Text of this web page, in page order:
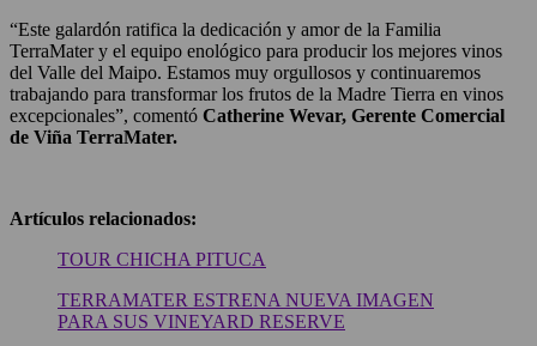
“Este galardón ratifica la dedicación y amor de la Familia
TerraMater y el equipo enológico para producir los mejores vinos
del Valle del Maipo. Estamos muy orgullosos y continuaremos
trabajando para transformar los frutos de la Madre Tierra en vinos
excepcionales”, comentó Catherine Wevar, Gerente Comercial
de Viña TerraMater.
Artículos relacionados:
TOUR CHICHA PITUCA
TERRAMATER ESTRENA NUEVA IMAGEN
PARA SUS VINEYARD RESERVE